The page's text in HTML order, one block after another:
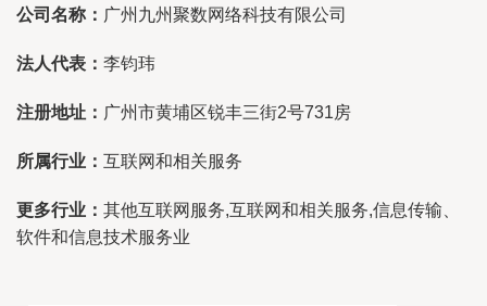
公司名称： 广州九州聚数网络科技有限公司
法人代表： 李钧玮
注册地址： 广州市黄埔区锐丰三街2号731房
所属行业： 互联网和相关服务
更多行业： 其他互联网服务,互联网和相关服务,信息传输、
软件和信息技术服务业